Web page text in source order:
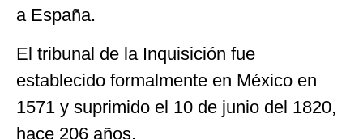
a España.
El tribunal de la Inquisición fue
establecido formalmente en México en
1571 y suprimido el 10 de junio del 1820,
hace 206 años.